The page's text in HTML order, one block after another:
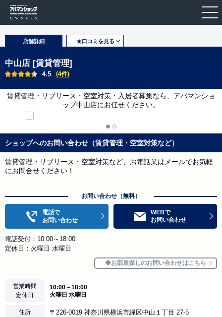
店舗詳細 ★口コミを見る
中山店 [賃貸管理]
4.5 (4件)
賃貸管理・サブリース・空室対策・入居者募集なら、アパマンショ
ップ中山店にお任せください。
ショップへのお問い合わせ（賃貸管理・空室対策など）
賃貸管理・サブリース・空室対策など、お電話又はメールでお気軽
にお問合せください！
お問い合わせ（無料）
電話で
お問い合わせ
WEBで
お問い合わせ
電話受付：10:00～18:00
定休日：火曜日 水曜日
お部屋探しのお問い合わせはこちら
営業時間
定休日
10:00～18:00
火曜日 水曜日
住所 〒226-0019 神奈川県横浜市緑区中山１丁目 27-5